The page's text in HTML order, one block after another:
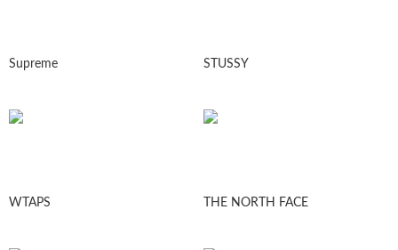
Supreme STUSSY
WTAPS THE NORTH FACE